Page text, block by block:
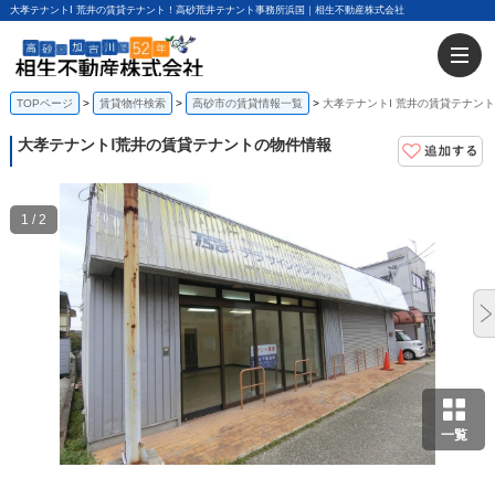
大孝テナントⅠ 荒井の賃貸テナント！高砂荒井テナント事務所浜国｜相生不動産株式会社
TOPページ 賃貸物件検索 高砂市の賃貸情報一覧 大孝テナントⅠ 荒井の賃貸テナント
大孝テナントⅠ荒井の賃貸テナントの物件情報
一覧
1 / 2